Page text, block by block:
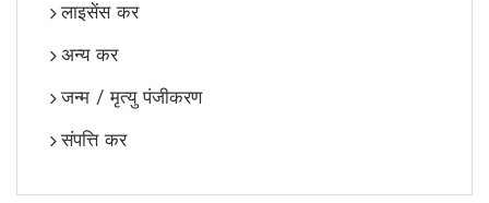
लाइसेंस कर
अन्य कर
जन्म / मृत्यु पंजीकरण
संपत्ति कर